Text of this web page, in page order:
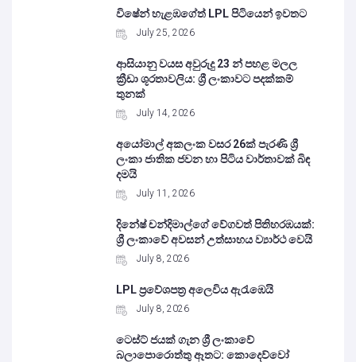
විෂේන් හැළඹගේත් LPL පිටියෙන් ඉවතට
July 25, 2026
ආසියානු වයස අවුරුදු 23 න් පහළ මලල
ක්‍රීඩා ශූරතාවලිය: ශ්‍රී ලංකාවට පදක්කම්
තුනක්
July 14, 2026
අයෝමාල් අකලංක වසර 26ක් පැරණි ශ්‍රී
ලංකා ජාතික ජවන හා පිටිය වාර්තාවක් බිඳ
දමයි
July 11, 2026
දිනේෂ් චන්දිමාල්ගේ වේගවත් පිතිහරඹයක්:
ශ්‍රී ලංකාවේ අවසන් උත්සාහය ව්‍යාර්ථ වෙයි
July 8, 2026
LPL ප්‍රවේශපත්‍ර අලෙවිය ඇරැඹෙයි
July 8, 2026
ටෙස්ට් ජයක් ගැන ශ්‍රී ලංකාවේ
බලාපොරොත්තු ඈතට: කොදෙව්වෝ